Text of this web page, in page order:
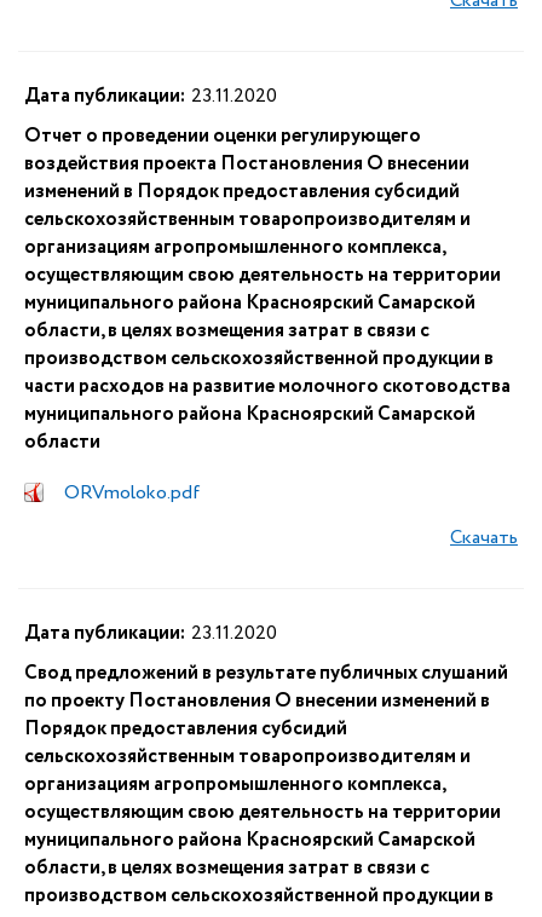
Дата публикации: 23.11.2020
Отчет о проведении оценки регулирующего
воздействия проекта Постановления О внесении
изменений в Порядок предоставления субсидий
сельскохозяйственным товаропроизводителям и
организациям агропромышленного комплекса,
осуществляющим свою деятельность на территории
муниципального района Красноярский Самарской
области, в целях возмещения затрат в связи с
производством сельскохозяйственной продукции в
части расходов на развитие молочного скотоводства
муниципального района Красноярский Самарской
области
ORVmoloko.pdf
Скачать
Дата публикации: 23.11.2020
Свод предложений в результате публичных слушаний
по проекту Постановления О внесении изменений в
Порядок предоставления субсидий
сельскохозяйственным товаропроизводителям и
организациям агропромышленного комплекса,
осуществляющим свою деятельность на территории
муниципального района Красноярский Самарской
области, в целях возмещения затрат в связи с
производством сельскохозяйственной продукции в